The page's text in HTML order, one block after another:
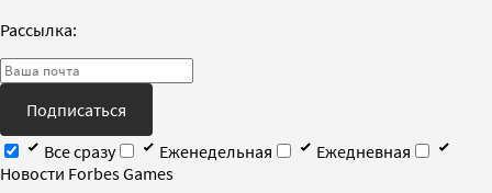
Рассылка:
Подписаться
Все сразу
Еженедельная
Ежедневная
Новости Forbes Games